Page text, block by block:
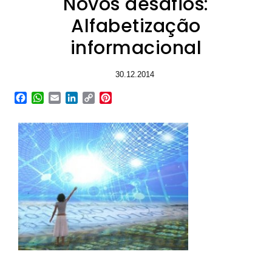
Alfabetização
informacional
30.12.2014
Facebook
WhatsApp
EmailLinkedIn
Copy